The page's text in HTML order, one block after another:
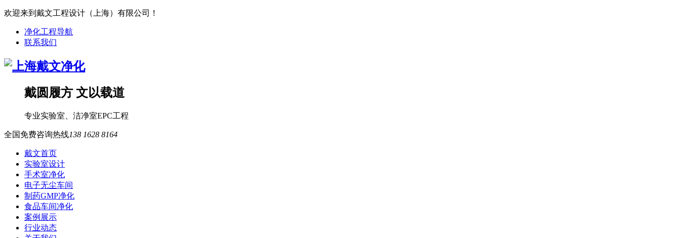
欢迎来到戴文工程设计（上海）有限公司！
净化工程导航
联系我们
戴圆履方 文以载道
专业实验室 洁净室EPC工程
全国免费咨询热线138 1628 8164
戴文首页
实验室设计
手术室净化
电子无尘车间
制药GMP净化
食品车间净化
案例展示
行业动态